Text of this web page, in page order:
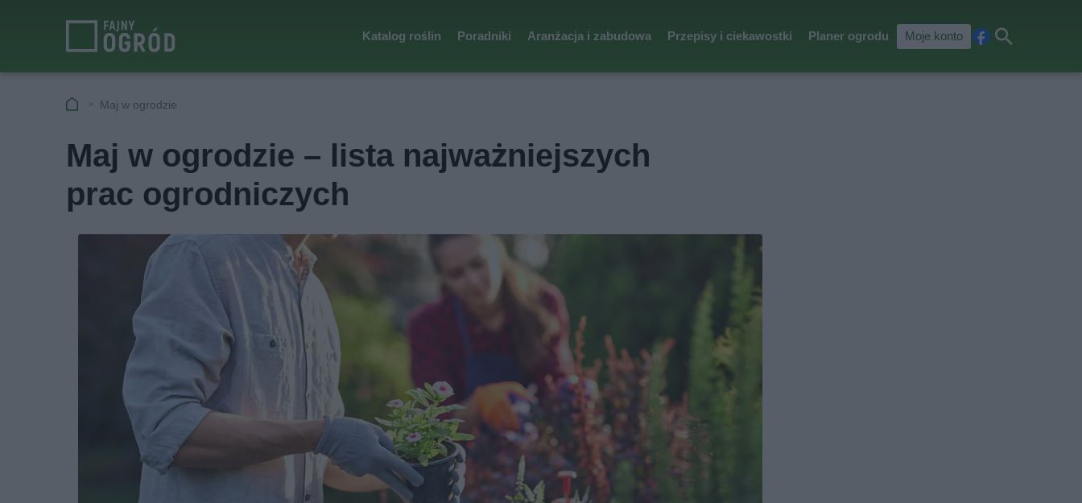
Katalog roślin Poradniki Aranżacja i zabudowa Przepisy i ciekawostki Planer ogrodu Moje konto
cebkaj
Maj w ogrodzie
Maj w ogrodzie – lista najważniejszych
prac ogrodniczych